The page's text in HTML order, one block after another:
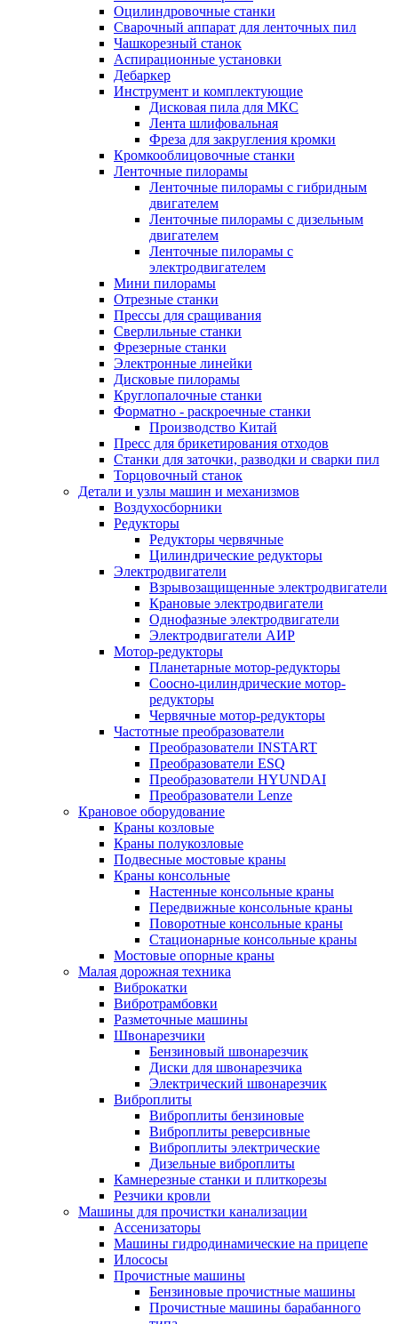
Оцилиндровочные станки
Сварочный аппарат для ленточных пил
Чашкорезный станок
Аспирационные установки
Дебаркер
Инструмент и комплектующие
Дисковая пила для МКС
Лента шлифовальная
Фреза для закругления кромки
Кромкооблицовочные станки
Ленточные пилорамы
Ленточные пилорамы с гибридным
двигателем
Ленточные пилорамы с дизельным
двигателем
Ленточные пилорамы с
электродвигателем
Мини пилорамы
Отрезные станки
Прессы для сращивания
Сверлильные станки
Фрезерные станки
Электронные линейки
Дисковые пилорамы
Круглопалочные станки
Форматно - раскроечные станки
Производство Китай
Пресс для брикетирования отходов
Станки для заточки, разводки и сварки пил
Торцовочный станок
Детали и узлы машин и механизмов
Воздухосборники
Редукторы
Редукторы червячные
Цилиндрические редукторы
Электродвигатели
Взрывозащищенные электродвигатели
Крановые электродвигатели
Однофазные электродвигатели
Электродвигатели АИР
Мотор-редукторы
Планетарные мотор-редукторы
Соосно-цилиндрические мотор-
редукторы
Червячные мотор-редукторы
Частотные преобразователи
Преобразователи INSTART
Преобразователи ESQ
Преобразователи HYUNDAI
Преобразователи Lenze
Крановое оборудование
Краны козловые
Краны полукозловые
Подвесные мостовые краны
Краны консольные
Настенные консольные краны
Передвижные консольные краны
Поворотные консольные краны
Стационарные консольные краны
Мостовые опорные краны
Малая дорожная техника
Виброкатки
Вибротрамбовки
Разметочные машины
Швонарезчики
Бензиновый швонарезчик
Диски для швонарезчика
Электрический швонарезчик
Виброплиты
Виброплиты бензиновые
Виброплиты реверсивные
Виброплиты электрические
Дизельные виброплиты
Камнерезные станки и плиткорезы
Резчики кровли
Машины для прочистки канализации
Ассенизаторы
Машины гидродинамические на прицепе
Илососы
Прочистные машины
Бензиновые прочистные машины
Прочистные машины барабанного